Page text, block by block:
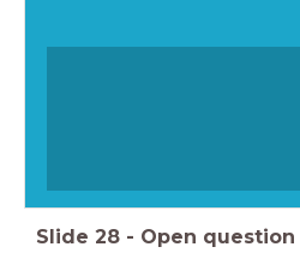
Slide 28 - Open question